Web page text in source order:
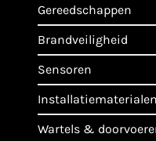
gereedschappen
brandveiligheid
sensoren
installatiematerialen
wartels &